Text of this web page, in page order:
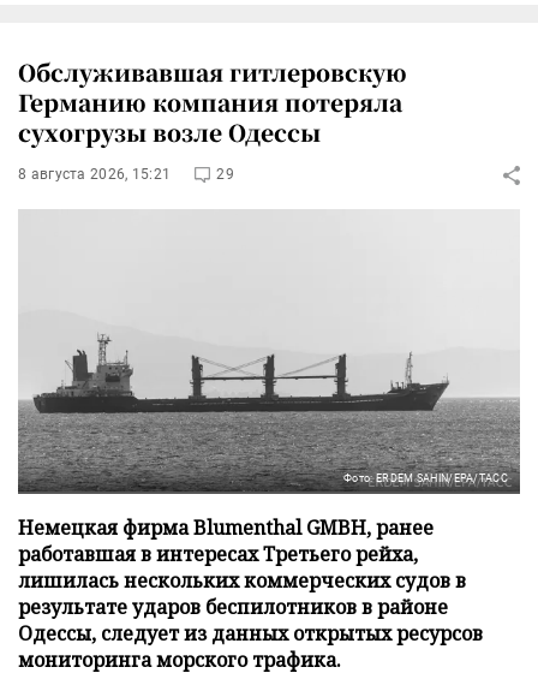
Обслуживавшая гитлеровскую
Германию компания потеряла
сухогрузы возле Одессы
8 августа 2026, 15:21 29
Фото: ERDEM SAHIN/EPA/ТАСС
Немецкая фирма Blumenthal GMBH, ранее
работавшая в интересах Третьего рейха,
лишилась нескольких коммерческих судов в
результате ударов беспилотников в районе
Одессы, следует из данных открытых ресурсов
мониторинга морского трафика.